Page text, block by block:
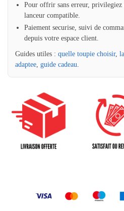
Pour offrir sans erreur, privilegiez
lanceur compatible.
Paiement securise, suivi de
depuis votre espace client.
Guides utiles : quelle toupie choisir,
adaptee guide cadeau